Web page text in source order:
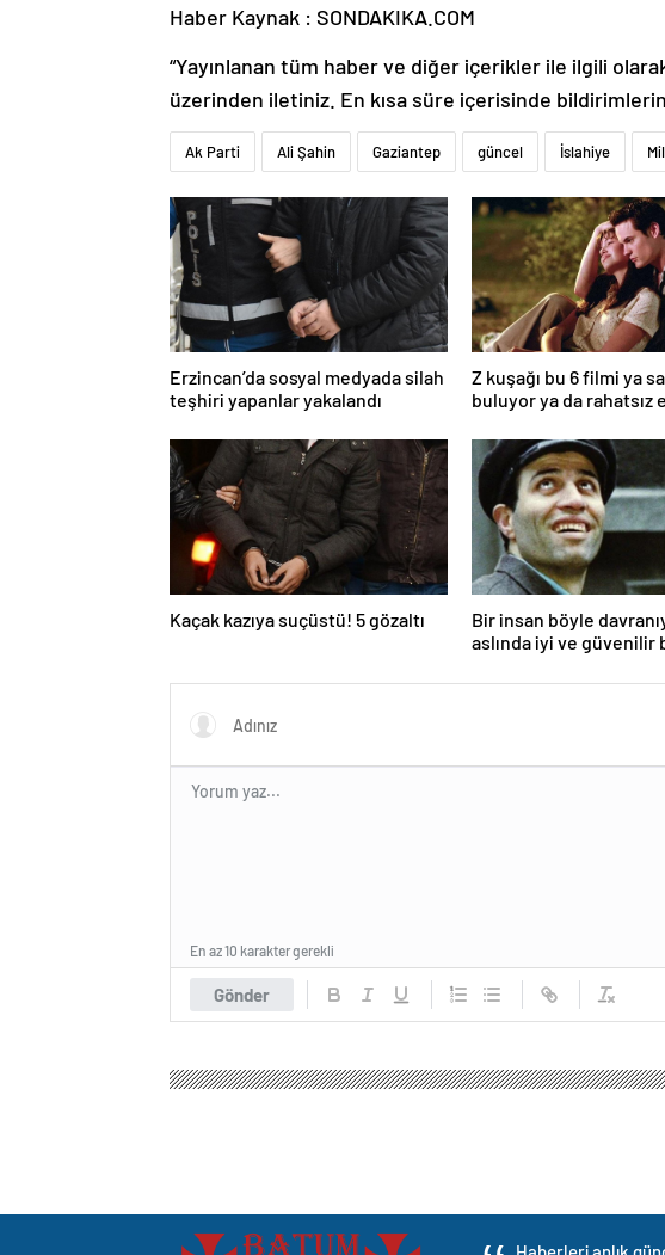
Haber Kaynak : SONDAKIKA.COM
“Yayınlanan tüm haber ve diğer içerikler ile ilgili
üzerinden iletiniz. En kısa süre içerisinde
Ak Parti Ali Şahin Gaziantep güncel İslahiye
Erzincan’da sosyal medyada silah
teşhiri yapanlar yakalandı
Z kuşağı bu 6 filmi ya
buluyor ya da rahatsız
Kaçak kazıya suçüstü! 5 gözaltı
Bir insan böyle
aslında iyi ve güvenilir
Gönder
En az 10 karakter gerekli